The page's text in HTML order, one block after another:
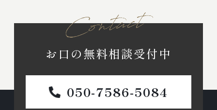
お口の無料相談受付中
050-7586-5084